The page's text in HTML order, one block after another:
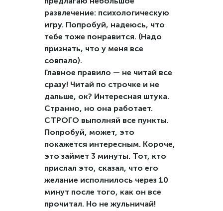
развлечение: психологическую
игру. Попробуй, надеюсь, что
тебе тоже понравится. (Надо
признать, что у меня все
совпало).
Главное правило — не читай все
сразу! Читай по строчке и не
дальше, ок? Интересная штука.
Странно, но она работает.
СТРОГО выполняй все пункты.
Попробуй, может, это
покажется интересным. Короче,
это займет 3 минуты. Тот, кто
прислал это, сказал, что его
желание исполнилось через 10
минут после того, как он все
прочитал. Но не жульничай!